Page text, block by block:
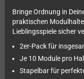
Bringe Ordnung in
praktischen
Lieblingsspiele sicher
2er-Pack für
Je 10 Module pro
Stapelbar für